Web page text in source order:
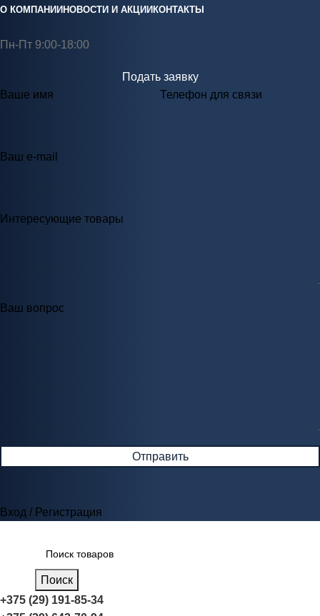
О КОМПАНИИ НОВОСТИ И АКЦИИ КОНТАКТЫ
Пн-Пт 9:00-18:00
Подать заявку
Ваше имя
Телефон для связи
Ваш e-mail
Интересующие товары
Ваш вопрос
Вход / Регистрация
Поиск
+375 (29) 191-85-34